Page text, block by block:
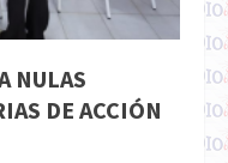
NULAS
DE ACCIÓN